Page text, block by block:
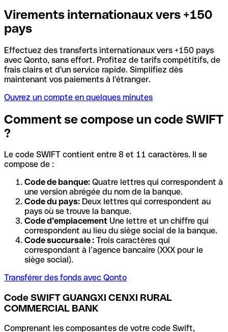
Virements internationaux vers +150
pays
Effectuez des transferts internationaux vers +150 pays
avec Qonto, sans effort. Profitez de tarifs compétitifs, de
frais clairs et d'un service rapide. Simplifiez dès
maintenant vos paiements à l'étranger.
Ouvrez un compte en quelques minutes
Comment se compose un code SWIFT
?
Le code SWIFT contient entre 8 et 11 caractères. Il se
compose de :
Code de banque: Quatre lettres qui correspondent à
une version abrégée du nom de la banque.
Code du pays: Deux lettres qui correspondent au
pays où se trouve la banque.
Code d’emplacement Une lettre et un chiffre qui
correspondent au lieu du siège social de la banque.
Code succursale : Trois caractères qui
correspondant à l’agence bancaire (XXX pour le
siège social).
Transférer des fonds avec Qonto
Code SWIFT GUANGXI CENXI RURAL
COMMERCIAL BANK
Comprenant les composantes de votre code Swift,